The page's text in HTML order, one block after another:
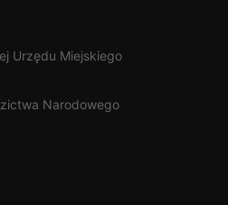
Urzędu Miejskiego
Narodowego